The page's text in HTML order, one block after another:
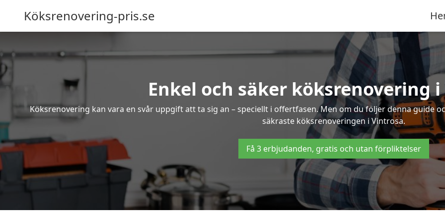
Köksrenovering-pris.se
Enkel och säker köksrenovering
Köksrenovering kan vara en svår uppgift att ta sig an – speciellt i offertfasen. Men om du följer denna guide
säkraste köksrenoveringen i Vintrosa.
Få 3 erbjudanden, gratis och utan förpliktelser